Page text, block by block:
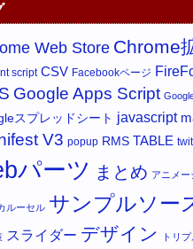
Web Store Chrome
script CSV Facebookページ
Google Apps Script
スプレッドシート javascript
V3 popup RMS TABLE
パーツ まとめ アニメー
ルーセル サンプルソー
スライダー デザイン トリ